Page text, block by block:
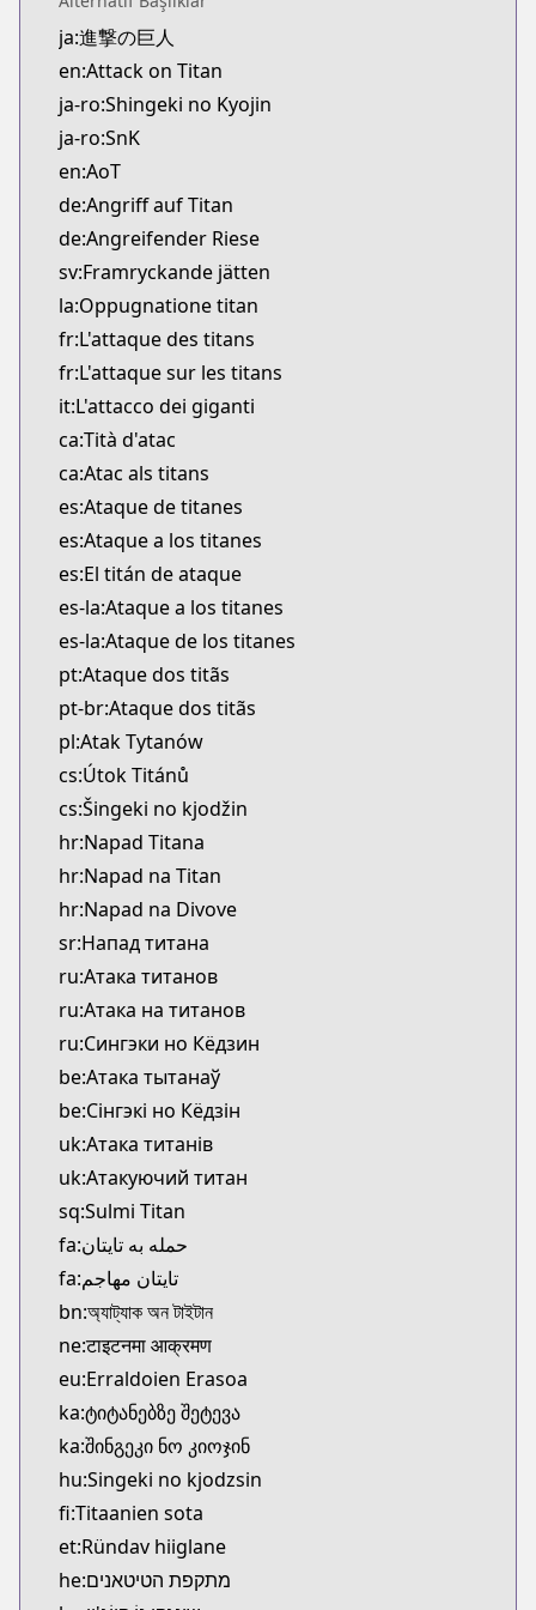
Kitsu
https://kitsu.app/manga/14916
CDJapan
CDJapan
https://www.anime-planet.com/manga/https://
MangaUpdates
https://www.mangaupdates.com/
Book☆Walker
Book☆Walker
https://bookwalker.jp/series/4214/list
Official English
Official English
https://comics.inkr.com/title/409-attack-on-
ja:進撃の巨人
en:Attack on Titan
ja-ro:Shingeki no Kyojin
ja-ro:SnK
en:AoT
de:Angriff auf Titan
de:Angreifender Riese
sv:Framryckande jätten
la:Oppugnatione titan
fr:L'attaque des titans
fr:L'attaque sur les titans
it:L'attacco dei giganti
ca:Tità d'atac
ca:Atac als titans
es:Ataque de titanes
es:Ataque a los titanes
es:El titán de ataque
es-la:Ataque a los titanes
es-la:Ataque de los titanes
pt:Ataque dos titãs
pt-br:Ataque dos titãs
pl:Atak Tytanów
cs:Útok Titánů
cs:Šingeki no kjodžin
hr:Napad Titana
hr:Napad na Titan
hr:Napad na Divove
sr:Напад титана
ru:Атака титанов
ru:Атака на титанов
ru:Сингэки но Кёдзин
be:Атака тытанаў
be:Сінгэкі но Кёдзін
uk:Атака титанів
uk:Атакуючий титан
sq:Sulmi Titan
fa:حمله به تایتان
fa:تایتان مهاجم
bn:অ্যাট্যাক অন টাইটান
ne:टाइटनमा आक्रमण
eu:Erraldoien Erasoa
ka:ტიტანებზე შეტევა
ka:შინგეკი ნო კიოჯინ
hu:Singeki no kjodzsin
fi:Titaanien sota
et:Ründav hiiglane
he:מתקפת הטיטאנים